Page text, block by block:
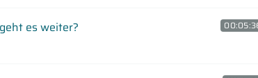
es weiter?